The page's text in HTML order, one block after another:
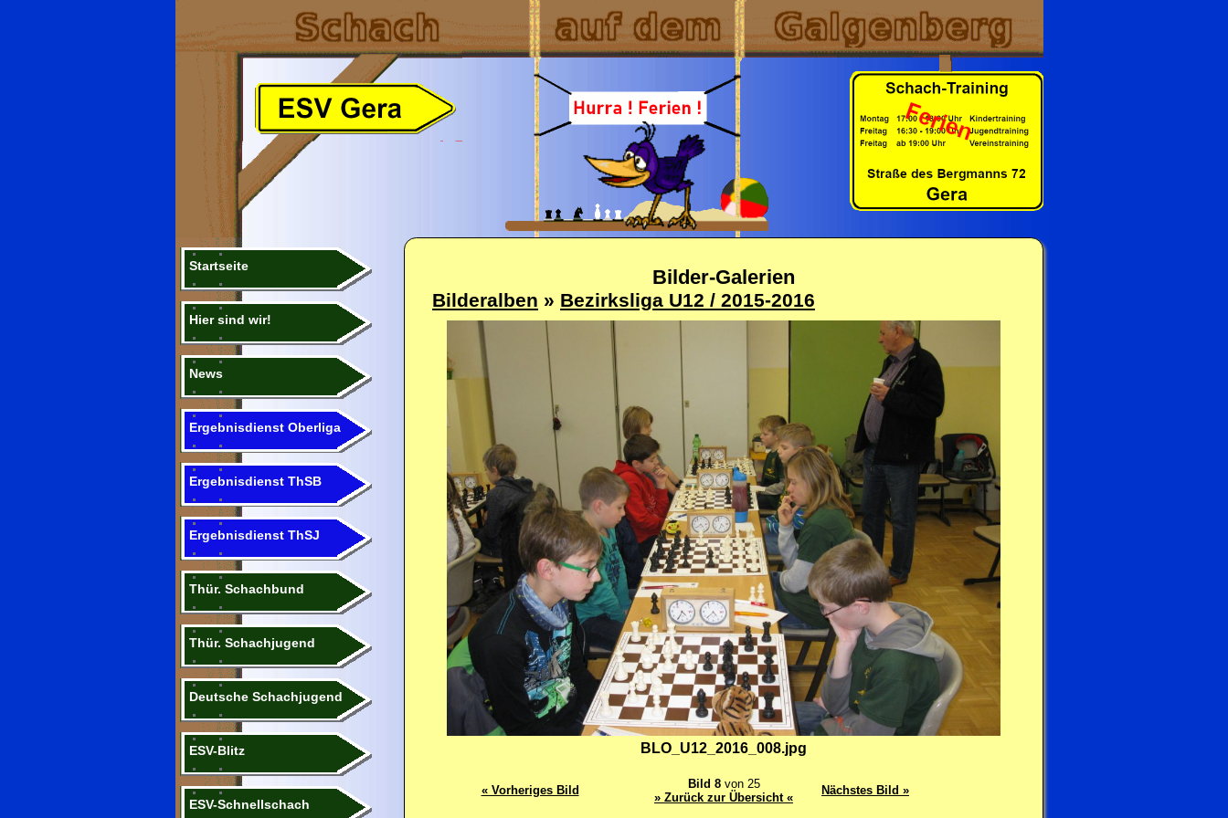
Startseite
Hier sind wir!
News
Ergebnisdienst Oberliga
Ergebnisdienst ThSB
Ergebnisdienst ThSJ
Thür. Schachbund
Thür. Schachjugend
Deutsche Schachjugend
ESV-Blitz
ESV-Schnellschach
Bilder-Galerien
Bilderalben » Bezirksliga U12 / 2015-2016
BLO_U12_2016_008.jpg
« Vorheriges Bild Bild 8von 25
» Zurück zur Übersicht «
Nächstes Bild »